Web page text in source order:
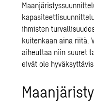
ihmisten
kuitenkaan aina riitä.
aiheuttaa niin suuret
eivät ole